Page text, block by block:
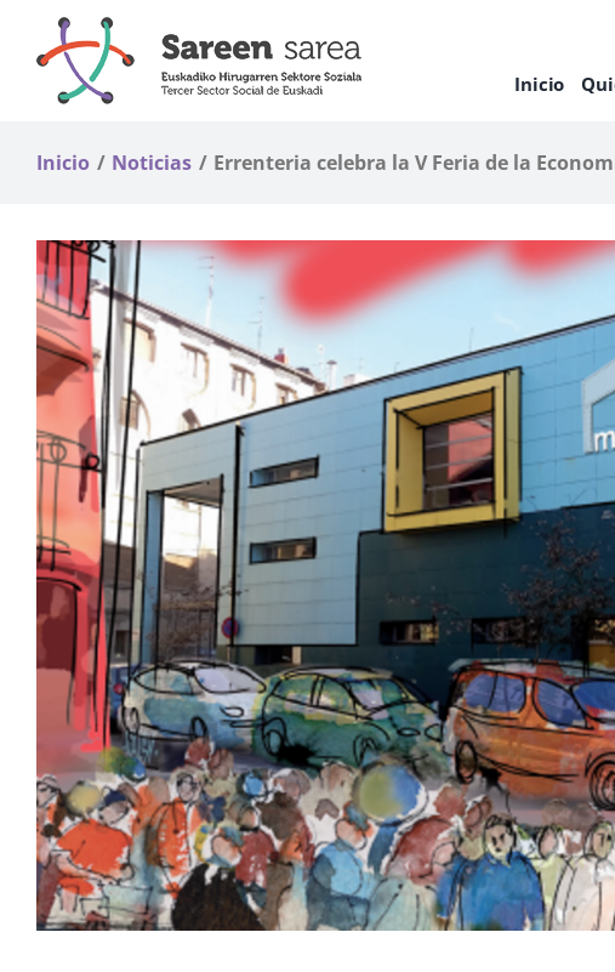
contenido
Inicio
Inicio Noticias Errenteria celebra la V Feria de la